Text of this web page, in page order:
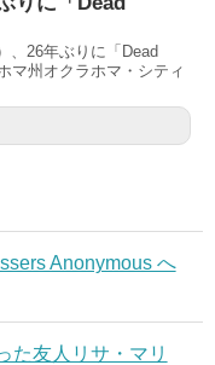
、26年ぶりに「Dead
マ州オクラホマ・シティ
Anonymous へ
た友人リサ・マリ